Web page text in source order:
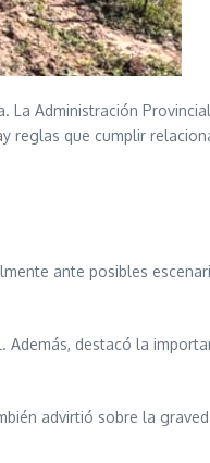
Administración
reglas que cumplir
ante posibles
Además, destacó la
advirtió sobre la